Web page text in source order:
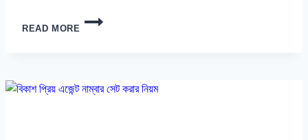
READ MORE
রকেট
একাউন্ট
২০২৬